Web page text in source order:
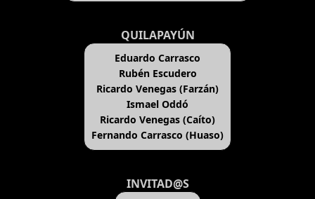
QUILAPAYÚN
Eduardo Carrasco
Rubén Escudero
Ricardo Venegas (Farzán)
Ismael Oddó
Ricardo Venegas (Caíto)
Fernando Carrasco (Huaso)
INVITAD@S